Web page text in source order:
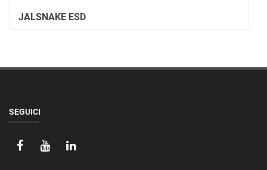
SEGUICI